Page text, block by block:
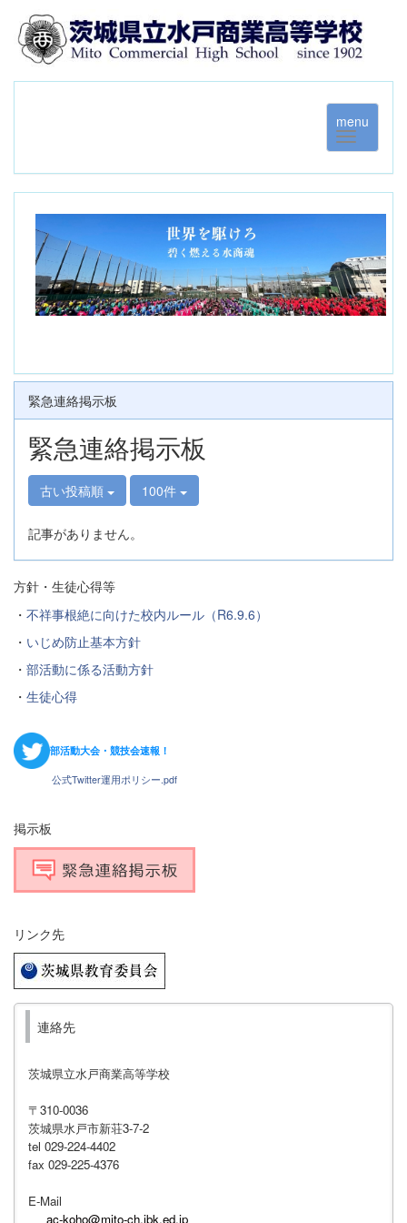
menu
緊急連絡掲示板
緊急連絡掲示板
古い投稿順 100件
記事がありません。
方針・生徒心得等
・ 不祥事根絶に向けた校内ルール（R6.9.6）
・ いじめ防止基本方針
・ 部活動に係る活動方針
・ 生徒心得
部活動大会・競技会速報！
公式Twitter運用ポリシー.pdf
掲示板
リンク先
連絡先
茨城県立水戸商業高等学校
〒310-0036
茨城県水戸市新荘3-7-2
tel 029-224-4402
fax 029-225-4376
E-Mail
ac-koho@mito-ch.ibk.ed.jp